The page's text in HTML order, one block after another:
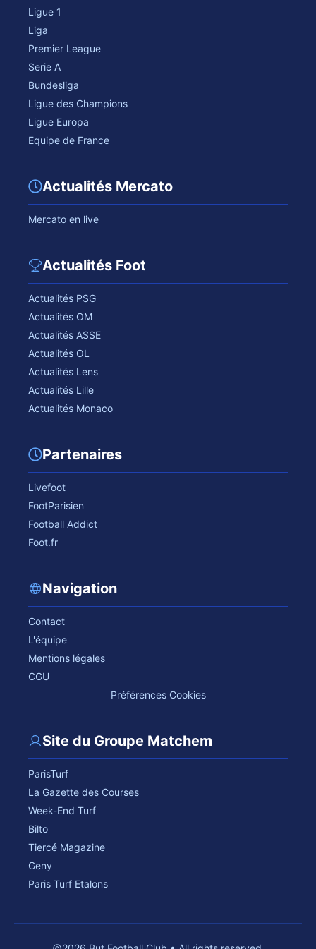
Ligue 1
Liga
Premier League
Serie A
Bundesliga
Ligue des Champions
Ligue Europa
Equipe de France
Actualités Mercato
Mercato en live
Actualités Foot
Actualités PSG
Actualités OM
Actualités ASSE
Actualités OL
Actualités Lens
Actualités Lille
Actualités Monaco
Partenaires
Livefoot
FootParisien
Football Addict
Foot.fr
Navigation
Contact
L'équipe
Mentions légales
CGU
Préférences Cookies
Site du Groupe Matchem
ParisTurf
La Gazette des Courses
Week-End Turf
Bilto
Tiercé Magazine
Geny
Paris Turf Etalons